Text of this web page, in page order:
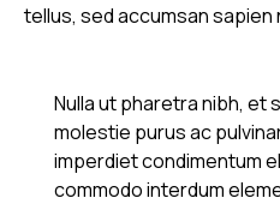
tellus, sed accumsan sapien
Nulla ut pharetra nibh, et
molestie purus ac
imperdiet condimentum
commodo interdum